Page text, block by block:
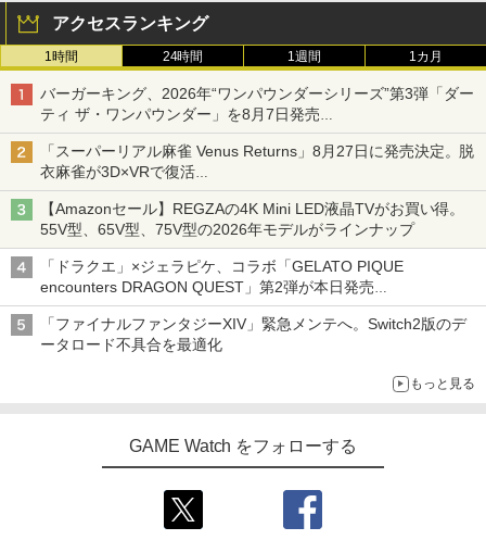
アクセスランキング
1時間 24時間 1週間 1カ月
バーガーキング、2026年“ワンパウンダーシリーズ”第3弾「ダー
ティ ザ・ワンパウンダー」を8月7日発売
「特製ガーリックマヨソース」を使用した超大型チーズバーガー
「スーパーリアル麻雀 Venus Returns」8月27日に発売決定。脱
衣麻雀が3D×VRで復活
発売から2週間は20%オフになるセールが実施
【Amazonセール】REGZAの4K Mini LED液晶TVがお買い得。
55V型、65V型、75V型の2026年モデルがラインナップ
「ドラクエ」×ジェラピケ、コラボ「GELATO PIQUE
encounters DRAGON QUEST」第2弾が本日発売
アイスカップに入ったスライムやわたぼう、ベビーサタンなどが
オリジナルアートで登場
「ファイナルファンタジーXIV」緊急メンテへ。Switch2版のデ
ータロード不具合を最適化
もっと見る
GAME Watch をフォローする